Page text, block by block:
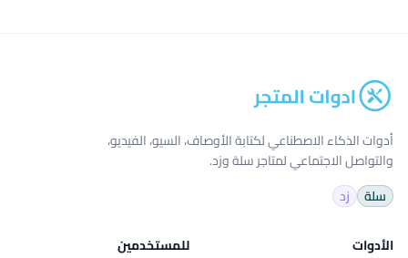
أدوات الذكاء الاصطناعي لكتابة الأوصاف، السيو، الفيديو،
والتواصل الاجتماعي لمتاجر سلة وزد.
سلة
زد
الأدوات
للمستخدمين